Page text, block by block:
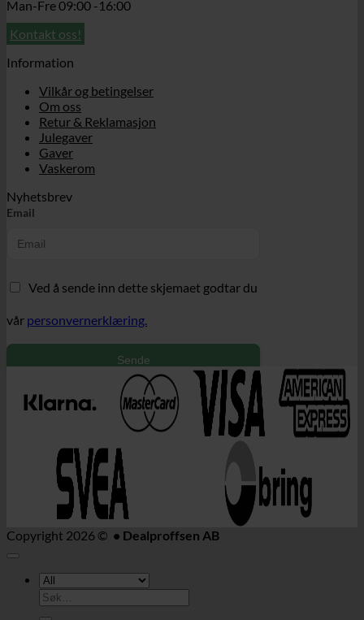
Man-Fre 09:00 -16:00
Kontakt oss!
Information
Vilkår og betingelser
Om oss
Retur & Reklamasjon
Julegaver
Gaver
Vaskerom
Nyhetsbrev
Email
Ved å sende inn dette skjemaet godtar du
vår personvernerklæring.
Sende
Copyright 2026 © • Dealproffsen AB
Søk
etter: